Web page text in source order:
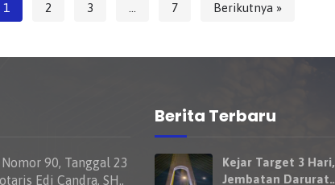
1 2 3 7 Berikutnya »
Nomor 90, Tanggal 23
Edi Candra, SH.,
Berita Terbaru
Kejar Target 3 Hari,
Jembatan Darurat